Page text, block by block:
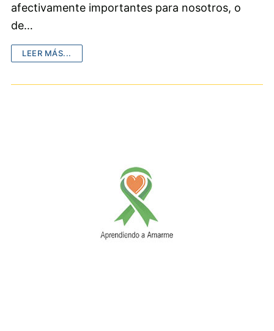
afectivamente importantes para nosotros, o
de…
LEER MÁS...